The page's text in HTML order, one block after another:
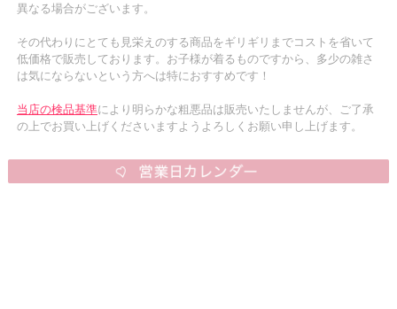
異なる場合がございます。
その代わりにとても見栄えのする商品をギリギリまでコストを省いて
低価格で販売しております。お子様が着るものですから、多少の雑さ
は気にならないという方へは特におすすめです！
当店の検品基準により明らかな粗悪品は販売いたしませんが、ご了承
の上でお買い上げくださいますようよろしくお願い申し上げます。